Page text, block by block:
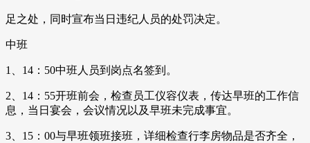
足之处，同时宣布当日违纪人员的处罚决定。
中班
1、14：50中班人员到岗点名签到。
2、14：55开班前会，检查员工仪容仪表，传达早班的工作信
息，当日宴会，会议情况以及早班未完成事宜。
3、15：00与早班领班接班，详细检查行李房物品是否齐全，